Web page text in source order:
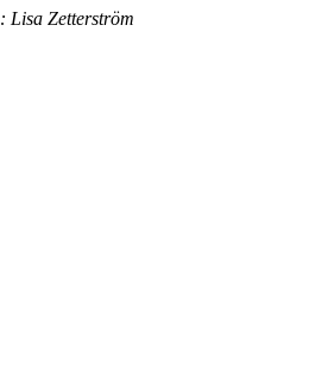
Lisa Zetterström